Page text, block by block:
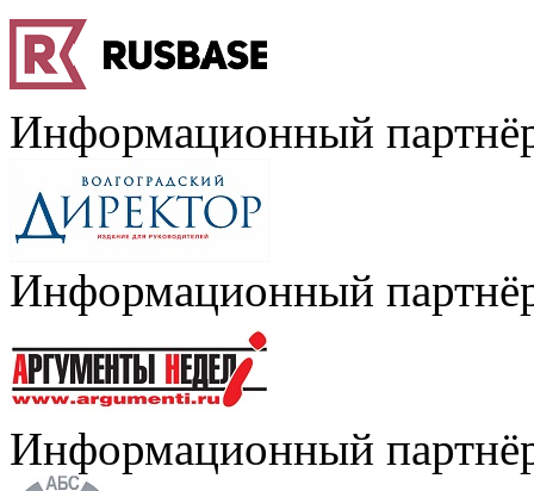
Информационный
Информационный
Информационный